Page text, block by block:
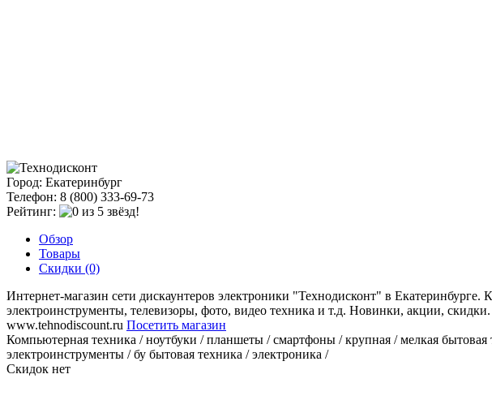
Город: Екатеринбург
Телефон: 8 (800) 333-69-73
Рейтинг:
Обзор
Товары
Скидки (0)
Интернет-магазин сети дискаунтеров электроники "Технодисконт" в
электроинструменты, телевизоры, фото, видео техника и т.д. Новинки, акции,
www.tehnodiscount.ru Посетить магазин
Компьютерная техника / ноутбуки / планшеты / смартфоны / крупная / мелкая
электроинструменты / бу бытовая техника / электроника /
Скидок нет